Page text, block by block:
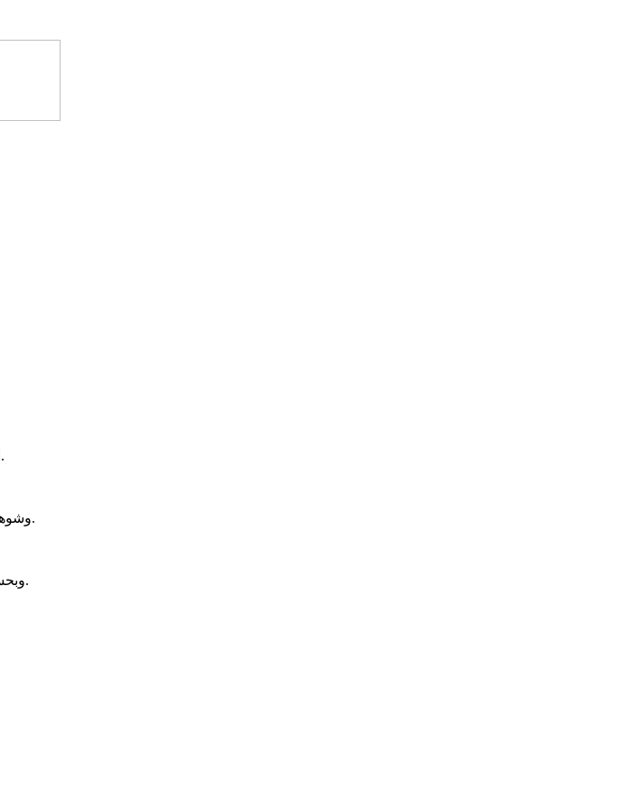
اندلع حريق مساء اليوم الاثنين في مطعم في الطابق العلوي لفندق موريسانتر وسط العاصمة نواكشوط.
وشوهد الدخان يتصاعد في أحد الطوابق العلوية للفندق، ووصلت فرق الحماية المدنية التي تغلبت على الحريق.
وبحسب شهود عيان فإن الحريق نشب في مطعم داخلي في الطابق العلوي للفندق ولم يخلف خسائر بشرية.